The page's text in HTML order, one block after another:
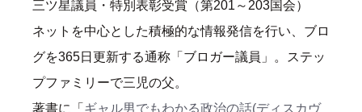
三ツ星議員・特別表彰受賞（第201～203国会）
ネットを中心とした積極的な情報発信を行い、ブロ
グを365日更新する通称「ブロガー議員」。ステッ
プファミリーで三児の父。
著書に「 ギャル男でもわかる政治の話(ディスカヴ